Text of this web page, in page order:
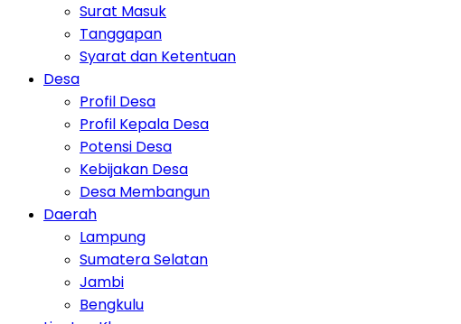
Surat Masuk
Tanggapan
Syarat dan Ketentuan
Desa
Profil Desa
Profil Kepala Desa
Potensi Desa
Kebijakan Desa
Desa Membangun
Daerah
Lampung
Sumatera Selatan
Jambi
Bengkulu